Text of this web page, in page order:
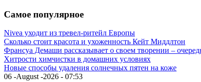
Самое популярное
Nivea уходит из тревел-ритейл Европы
Сколько стоит красота и ухоженность Кейт Миддлтон
Франсуа Демаши рассказывает о своем творении –
Хитрости химчистки в домашних условиях
Новые способы удаления солнечных пятен на коже
06 -August -2026 - 07:53